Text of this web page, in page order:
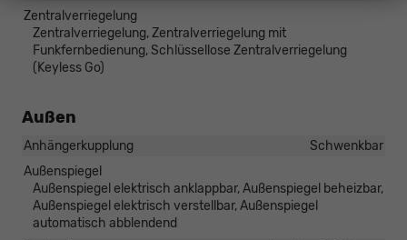
Zentralverriegelung
Zentralverriegelung, Zentralverriegelung mit
Funkfernbedienung, Schlüssellose Zentralverriegelung
(Keyless Go)
Außen
Anhängerkupplung
Schwenkbar
Außenspiegel
Außenspiegel elektrisch anklappbar, Außenspiegel beheizbar,
Außenspiegel elektrisch verstellbar, Außenspiegel
automatisch abblendend